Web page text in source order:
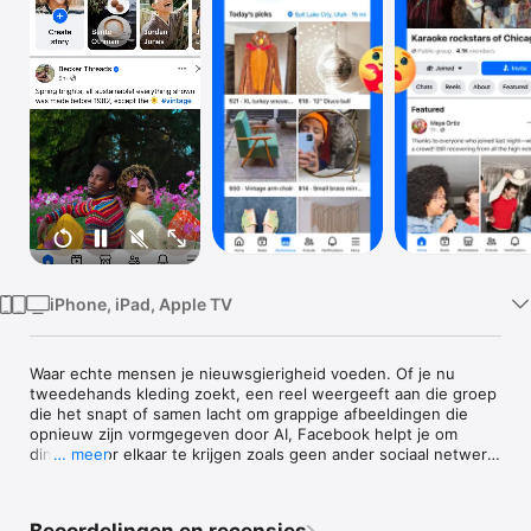
TV
iPhone, iPad, Apple TV
Waar echte mensen je nieuwsgierigheid voeden. Of je nu
tweedehands kleding zoekt, een reel weergeeft aan die groep
die het snapt of samen lacht om grappige afbeeldingen die
opnieuw zijn vormgegeven door AI, Facebook helpt je om
dingen voor elkaar te krijgen zoals geen ander sociaal netwerk
… meer